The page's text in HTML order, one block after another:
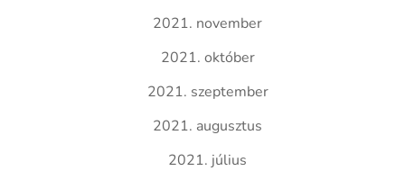
2021. november
2021. október
2021. szeptember
2021. augusztus
2021. július